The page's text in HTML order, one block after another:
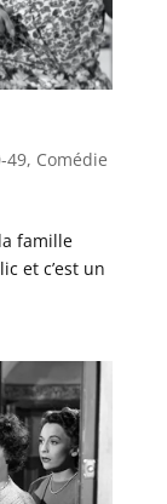
49, Comédie
famille
et c’est un